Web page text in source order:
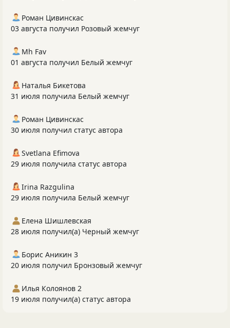
Роман Цивинскас
03 августа получил Розовый жемчуг
Mh Fav
01 августа получил Белый жемчуг
Наталья Бикетова
31 июля получила Белый жемчуг
Роман Цивинскас
30 июля получил статус автора
Svetlana Efimova
29 июля получила статус автора
Irina Razgulina
29 июля получила Белый жемчуг
Елена Шишлевская
28 июля получил(а) Черный жемчуг
Борис Аникин 3
20 июля получил Бронзовый жемчуг
Илья Колоянов 2
19 июля получил(а) статус автора